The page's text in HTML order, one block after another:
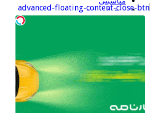
منجوق دوزی
ورود
خوراک ورودی‌ها
خوراک دیدگاه‌ها
وردپرس